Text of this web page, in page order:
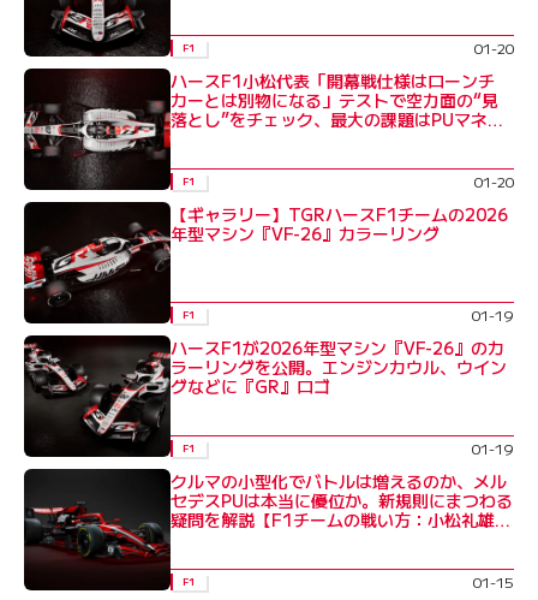
F1 01-20
ハースF1小松代表「開幕戦仕様はローンチ
カーとは別物になる」テストで空力面の“見
落とし”をチェック、最大の課題はPUマネジ
F1 01-20
【ギャラリー】TGRハースF1チームの2026
年型マシン『VF-26』カラーリング
F1 01-19
ハースF1が2026年型マシン『VF-26』のカ
ラーリングを公開。エンジンカウル、ウイン
グなどに『GR』ロゴ
F1 01-19
クルマの小型化でバトルは増えるのか、メル
セデスPUは本当に優位か。新規則にまつわる
疑問を解説【F1チームの戦い方：小松礼雄コ
F1 01-15